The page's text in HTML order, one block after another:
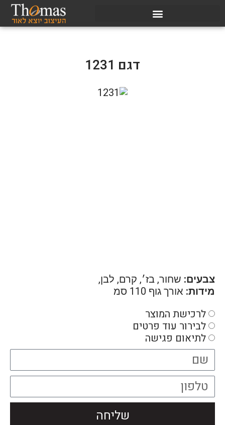
דגם 1231
צבעים: שחור, בז׳, קרם, לבן,
מידות: אורך גוף 110 סמ
לרכישת המוצר
לבירור עוד פרטים
לתיאום פגישה
שליחה